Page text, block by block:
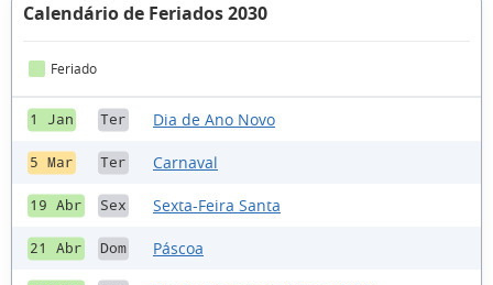
Calendário de Feriados 2030
Feriado
1 Jan Ter Dia de Ano Novo
5 Mar Ter Carnaval
19 Abr Sex Sexta-Feira Santa
21 Abr Dom Páscoa